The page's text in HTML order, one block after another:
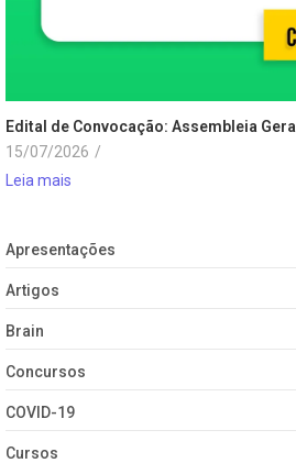
Edital de Convocação: Assembleia Geral
15/07/2026 /
Leia mais
Apresentações
Artigos
Brain
Concursos
COVID-19
Cursos